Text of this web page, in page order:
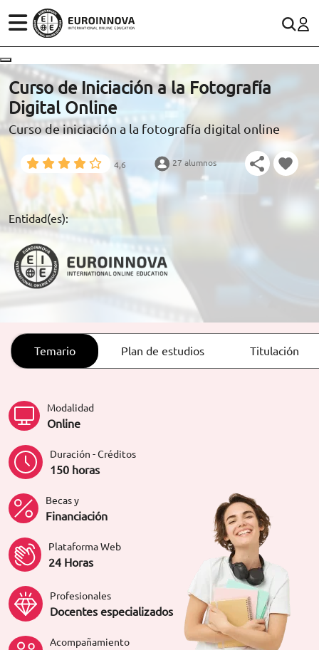
ÁREAS
ESTUDIOS
CONOCE EUROINNOVA
BECAS Y FINANCIACIÓN
RECURSOS EDUCATIVOS
ARTÍCULOS
CONTACTO
(+34)958 050 200 (gratuito en España)
900 831 200
formacion@euroinnova.com
TRABAJA CON NOSOTROS
Curso de Iniciación a la Fotografía
Digital Online
Curso de iniciación a la fotografía digital online
4,6 27 alumnos
Entidad(es):
Temario Plan de estudios Titulación
Modalidad
Online
Duración - Créditos
150 horas
Becas y
Financiación
Plataforma Web
24 Horas
Profesionales
Docentes especializados
Acompañamiento